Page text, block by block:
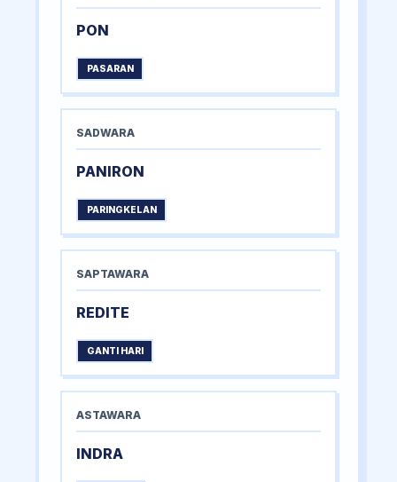
PON
PASARAN
SADWARA
PANIRON
PARINGKELAN
SAPTAWARA
REDITE
GANTI HARI
ASTAWARA
INDRA